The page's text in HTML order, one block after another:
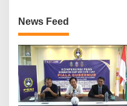
News Feed